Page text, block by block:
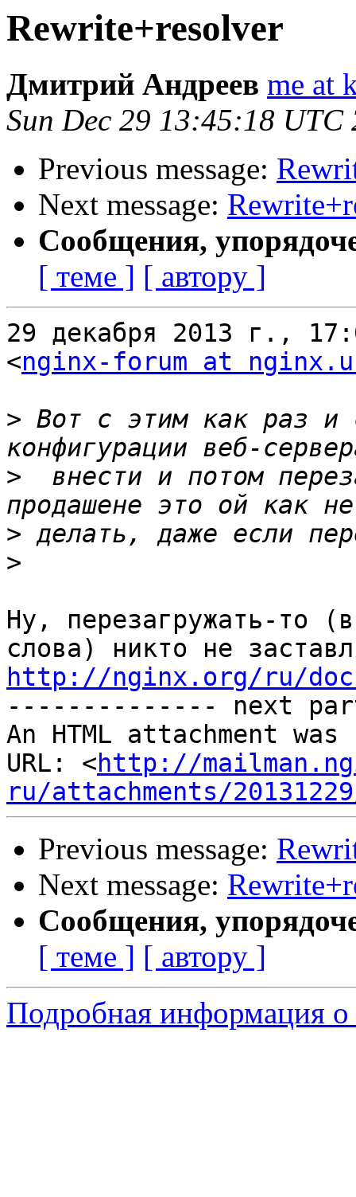
Rewrite+resolver
Дмитрий Андреев me at
Sun Dec 29 13:45:18 UTC
Previous message:
Next message:
Сообщения,
[ теме ] [ автору ]
29 декабря 2013 г.,
<nginx-forum at
> Вот с этим как раз и
>
внести и потом
>
>
Ну, перезагружать-то
http://nginx.org/ru/
-------------- next
An HTML attachment
URL: <http://
ru/attachments/
Previous message:
Next message:
Сообщения,
[ теме ] [ автору ]
Подробная информация